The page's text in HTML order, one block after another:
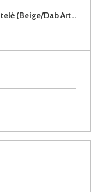
LANGEN BEIGE D40-P/L virtuvės spintelė (Beige/Dab Artisan)